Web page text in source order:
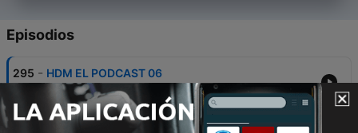
Episodios
295 - HDM EL PODCAST 06
24 ago. 2023
294 - HDM EL PODCAST 05